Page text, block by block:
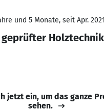
und 5 Monate, seit Apr. 2021
jetzt ein, um das ganze
sehen.